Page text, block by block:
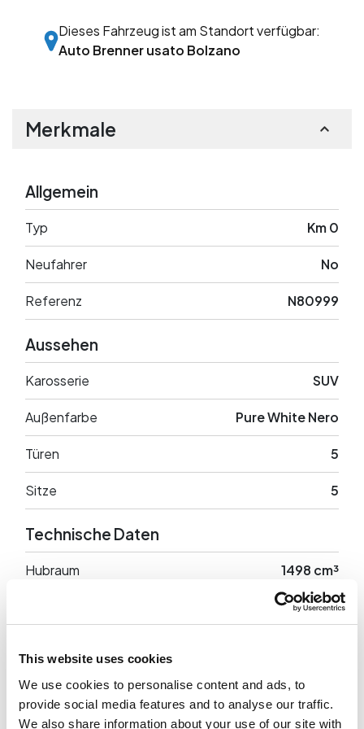
This website uses cookies
We use cookies to personalise content and ads, to
provide social media features and to analyse our traffic.
We also share information about your use of our site with
Dieses Fahrzeug ist am Standort verfügbar:
Auto Brenner usato Bolzano
Merkmale
Allgemein
Typ Km 0
Neufahrer No
Referenz N80999
Aussehen
Karosserie SUV
Außenfarbe Pure White Nero
Türen 5
Sitze 5
Technische Daten
Hubraum 1498 cm³
150 PS
Leergewicht 1474 Kg